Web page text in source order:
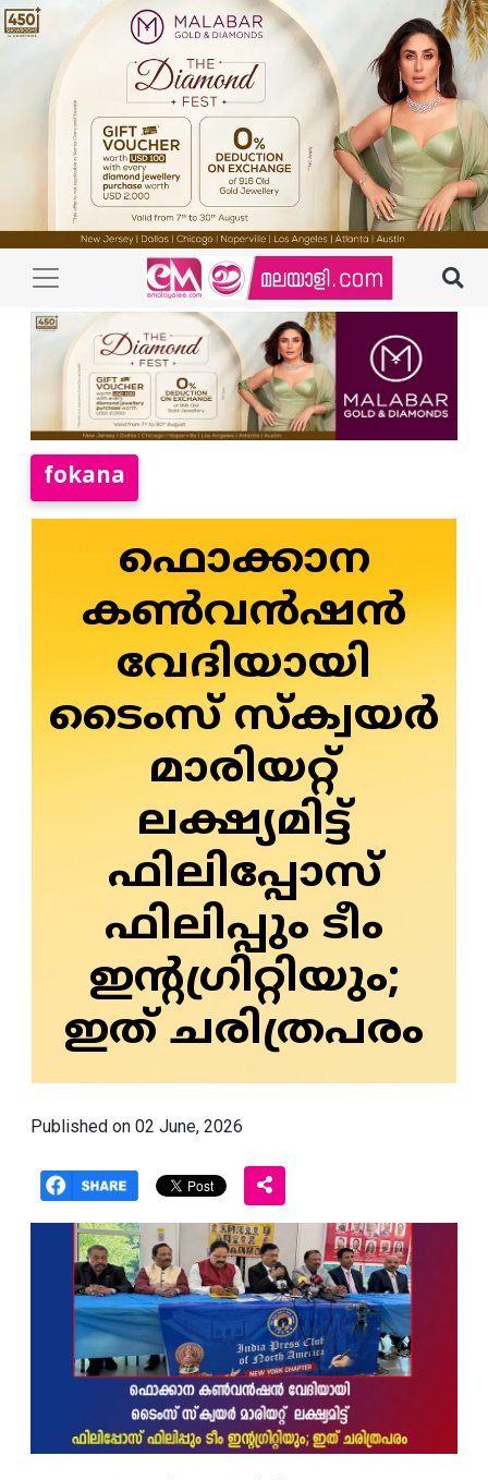
fokana
ഫൊക്കാന
കൺവൻഷൻ
വേദിയായി
ടൈംസ് സ്‌ക്വയർ
മാരിയറ്റ്
ലക്ഷ്യമിട്ട്
ഫിലിപ്പോസ്
ഫിലിപ്പും ടീം
ഇന്റഗ്രിറ്റിയും;
ഇത് ചരിത്രപരം
Published on 02 June, 2026